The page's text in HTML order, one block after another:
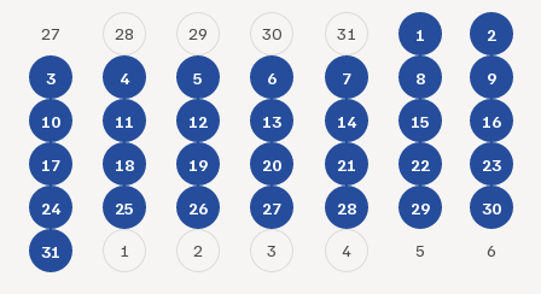
27 28 29 30 31 1 2
3 4 5 6 7 8 9
10 11 12 13 14 15 16
17 18 19 20 21 22 23
24 25 26 27 28 29 30
31 1 2 3 4 5 6